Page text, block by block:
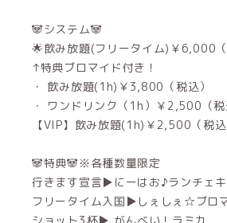
🐼システム🐼
🌟飲み放題(フリータイム)￥6,000（
↑特典ブロマイド付き！
・ 飲み放題(1h)￥3,800（税込）
・ ワンドリンク（1h）￥2,500（税
【VIP】飲み放題(1h)￥2,500（税込
🐼特典🐼※各種数量限定
行きます宣言▶︎にーはお♪ランチェキ
フリータイム入国▶︎しぇしぇ☆ブロ